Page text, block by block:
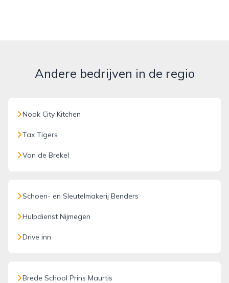
Andere bedrijven in de regio
Nook City Kitchen
Tax Tigers
Van de Brekel
Schoen- en Sleutelmakerij Benders
Hulpdienst Nijmegen
Drive inn
Brede School Prins Maurtis